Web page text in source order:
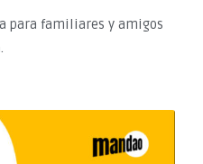
para familiares y amigos